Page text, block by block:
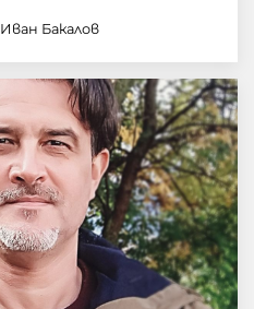
Иван Бакалов